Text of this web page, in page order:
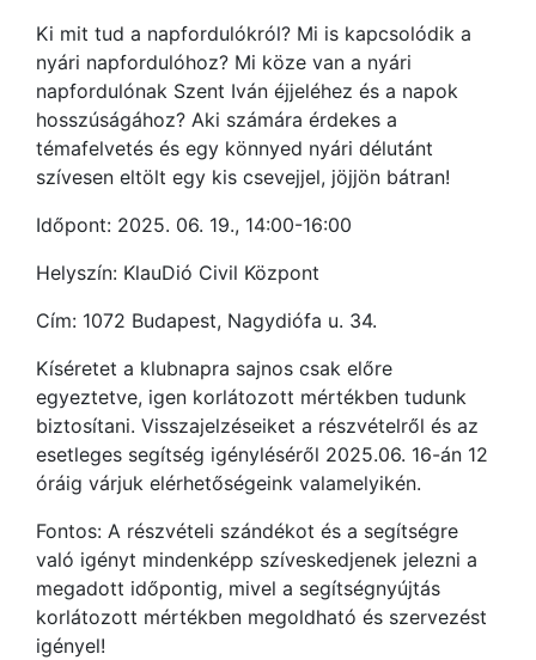
Ki mit tud a napfordulókról? Mi is kapcsolódik a
nyári napfordulóhoz? Mi köze van a nyári
napfordulónak Szent Iván éjjeléhez és a napok
hosszúságához? Aki számára érdekes a
témafelvetés és egy könnyed nyári délutánt
szívesen eltölt egy kis csevejjel, jöjjön bátran!
Időpont: 2025. 06. 19., 14:00-16:00
Helyszín: KlauDió Civil Központ
Cím: 1072 Budapest, Nagydiófa u. 34.
Kíséretet a klubnapra sajnos csak előre
egyeztetve, igen korlátozott mértékben tudunk
biztosítani. Visszajelzéseiket a részvételről és az
esetleges segítség igényléséről 2025.06. 16-án 12
óráig várjuk elérhetőségeink valamelyikén.
Fontos: A részvételi szándékot és a segítségre
való igényt mindenképp szíveskedjenek jelezni a
megadott időpontig, mivel a segítségnyújtás
korlátozott mértékben megoldható és szervezést
igényel!